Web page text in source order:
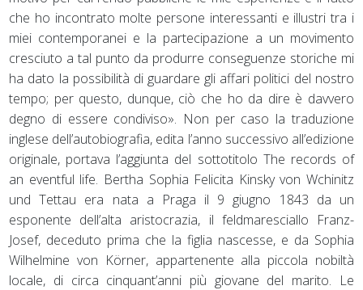
che ho incontrato molte persone interessanti e illustri tra i
miei contemporanei e la partecipazione a un movimento
cresciuto a tal punto da produrre conseguenze storiche mi
ha dato la possibilità di guardare gli affari politici del nostro
tempo; per questo, dunque, ciò che ho da dire è davvero
degno di essere condiviso». Non per caso la traduzione
inglese dell’autobiografia, edita l’anno successivo all’edizione
originale, portava l’aggiunta del sottotitolo The records of
an eventful life. Bertha Sophia Felicita Kinsky von Wchinitz
und Tettau era nata a Praga il 9 giugno 1843 da un
esponente dell’alta aristocrazia, il feldmaresciallo Franz-
Josef, deceduto prima che la figlia nascesse, e da Sophia
Wilhelmine von Körner, appartenente alla piccola nobiltà
locale, di circa cinquant’anni più giovane del marito. Le